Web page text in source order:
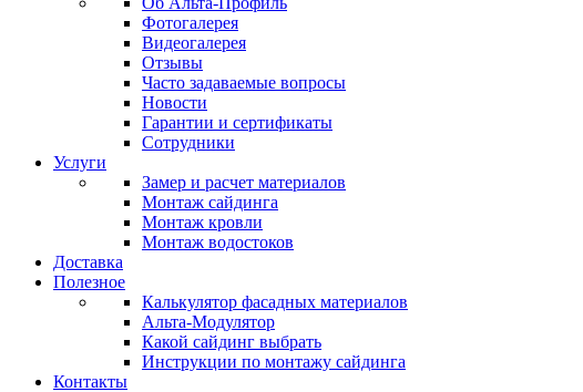
Фотогалерея
Видеогалерея
Отзывы
Часто задаваемые вопросы
Новости
Гарантии и сертификаты
Сотрудники
Услуги
Замер и расчет материалов
Монтаж сайдинга
Монтаж кровли
Монтаж водостоков
Доставка
Полезное
Калькулятор фасадных материалов
Альта-Модулятор
Какой сайдинг выбрать
Инструкции по монтажу сайдинга
Контакты